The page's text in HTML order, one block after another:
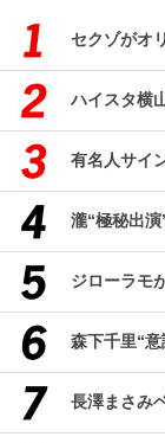
セクゾがオ
ハイスタ横
有名人サイ
瀧“極秘出
ジローラモ
森下千里“
長澤まさみ